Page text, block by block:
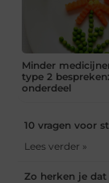
Minder
type 2
onderdeel
10 vragen voor
Lees verder »
Zo herken je